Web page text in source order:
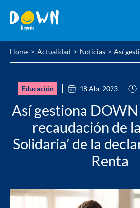
contenido
Home Actualidad Noticias Así
Educación 18 Abr 2023
Así gestiona DOWN
recaudación de
Solidaria’ de la
Renta